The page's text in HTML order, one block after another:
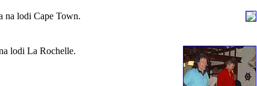
lodi Cape Town.
lodi La Rochelle.